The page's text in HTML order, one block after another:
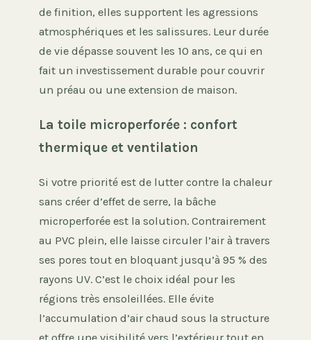
de finition, elles supportent les agressions
atmosphériques et les salissures. Leur durée
de vie dépasse souvent les 10 ans, ce qui en
fait un investissement durable pour couvrir
un préau ou une extension de maison.
La toile microperforée : confort
thermique et ventilation
Si votre priorité est de lutter contre la chaleur
sans créer d’effet de serre, la bâche
microperforée est la solution. Contrairement
au PVC plein, elle laisse circuler l’air à travers
ses pores tout en bloquant jusqu’à 95 % des
rayons UV. C’est le choix idéal pour les
régions très ensoleillées. Elle évite
l’accumulation d’air chaud sous la structure